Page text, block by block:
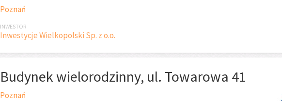
Poznań
INWESTOR
Inwestycje Wielkopolski Sp. z o.o.
Budynek wielorodzinny, ul. Towarowa 41
Poznań